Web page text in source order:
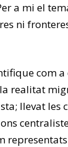
a mi el
ni
com
realitat
llevat les